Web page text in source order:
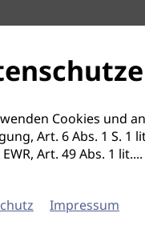
Cookies und
Art. 6 Abs. 1 S. 1
Art. 49 Abs. 1 lit....
Impressum